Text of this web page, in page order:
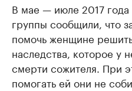
В мае — июле 2017 года
группы сообщили, что
помочь женщине
наследства, которое у
смерти сожителя. При
помогать ей они не